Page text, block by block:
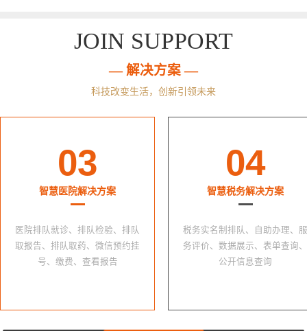
JOIN SUPPORT
— 解决方案 —
科技改变生活，创新引领未来
03
智慧医院解决方案
医院排队就诊、排队检验、排队
取报告、排队取药、微信预约挂
号、缴费、查看报告
04
智慧税务解决方案
税务实名制排队、自助办理、服
务评价、数据展示、表单查询、
公开信息查询